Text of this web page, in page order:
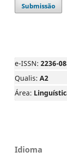
Submissão
e-ISSN: 2236-
Qualis: A2
Área:
Idioma